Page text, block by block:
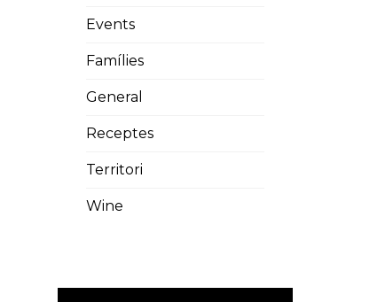
Events
Famílies
General
Receptes
Territori
Wine